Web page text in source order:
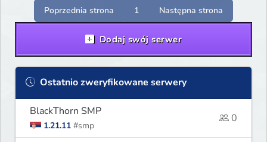
Poprzednia strona 1 Następna strona
Dodaj swój serwer
Ostatnio zweryfikowane serwery
BlackThorn SMP
1.21.11 #smp
0